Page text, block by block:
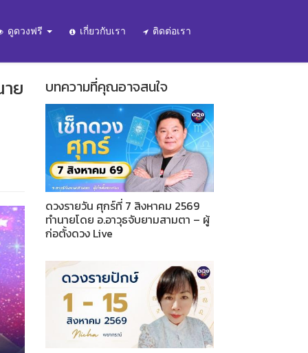
ดูดวงฟรี เกี่ยวกับเรา ติดต่อเรา
ย
บทความที่คุณอาจสนใจ
ดวงรายวัน ศุกร์ที่ 7 สิงหาคม 2569
ทำนายโดย อ.อาวุธจับยามสามตา – ผู้
ก่อตั้งดวง Live